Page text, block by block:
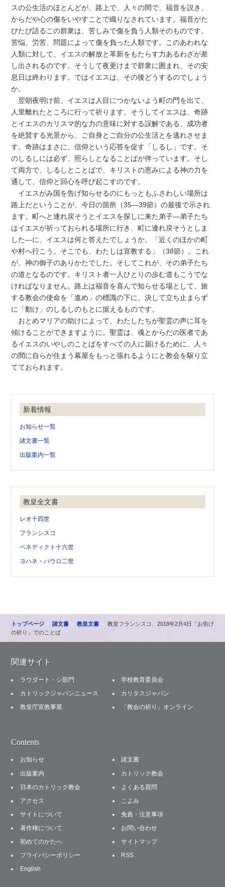
スの公生活のほとんどが、路上で、人々の間で、福音を説き、
からだや心の傷をいやすことで織りなされています。福音がた
びたび語るこの群衆は、苦しみで傷を負う人類そのものです。
苦悩、労苦、問題によって傷を負った人類です。このあわれな
人類に対して、イエスの解放と革新をもたらす力あるわざが差
し出されるのです。そうして夜更けまで群衆に囲まれ、その安
息日は終わります。ではイエスは、その後どうするのでしょう
か。
翌朝夜明け前、イエスは人目につかないよう町の門を出て、
人里離れたところに行って祈ります。そうしてイエスは、奇跡
とイエスのカリスマ的な力の意味に対する誤解である、成功者
を絶賛する光景から、ご自身とご自分の公生活とを逃れさせま
す。奇跡はまさに、信仰という応答を促す「しるし」です。そ
のしるしには必ず、照らしとなることばが伴っています。そし
て両方で、しるしとことばで、キリストの恵みによる神の力を
通して、信仰と回心を呼び起こすのです。
イエスがみ国を告げ知らせるのにもっともふさわしい場所は
路上だということが、今日の箇所（35―39節）の最後で示され
ます。町へと連れ戻そうとイエスを探しに来た弟子―弟子たち
はイエスが祈っておられる場所に行き、町に連れ戻そうとしま
した―に、イエスは何と答えたでしょうか。「近くのほかの町
や村へ行こう。そこでも、わたしは宣教する」（38節）。これ
が、神の御子のありかたでした。そしてこれが、その弟子たち
の道となるのです。キリスト者一人ひとりの歩む道もこうでな
ければなりません。路上は福音を喜んで知らせる場として、旅
する教会の使命を「進め」の標識の下に、決して立ち止まらず
に「動け」のしるしのもとに据えるものです。
おとめマリアの助けによって、わたしたちが聖霊の声に耳を
傾けることができますように。聖霊は、魂とからだの医者であ
るイエスのいやしのことばをすべての人に届けるために、人々
の間に自らが住まう幕屋をもっと張れるようにと教会を駆り立
てておられます。
新着情報
お知らせ一覧
諸文書一覧
出版案内一覧
教皇全文書
レオ十四世
フランシスコ
ベネディクト十六世
ヨハネ・パウロ二世
トップページ 諸文書 教皇文書
教皇フランシスコ、2018年2月4日「お告げ
の祈り」でのことば
関連サイト
ラウダート・シ部門
学校教育委員会
カトリックジャパンニュース
カリタスジャパン
教皇庁宣教事業
「教会の祈り」オンライン
Contents
お知らせ
諸文書
出版案内
カトリック教会
日本のカトリック教会
よくある質問
アクセス
こよみ
サイトについて
免責・注意事項
著作権について
お問い合わせ
初めてのかたへ
サイトマップ
プライバシーポリシー
RSS
English